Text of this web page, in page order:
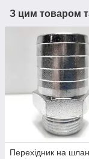
З цим товаром
Перехідник на